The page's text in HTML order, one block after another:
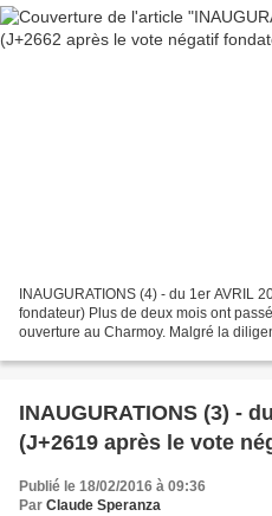
INAUGURATIONS (4) - du 1er AVRIL
fondateur) Plus de deux mois ont
ouverture au Charmoy. Malgré la
INAUGURATIONS (3) -
(J+2619 après le vote
Publié le 18/02/2016 à 09:36
Par Claude Speranza